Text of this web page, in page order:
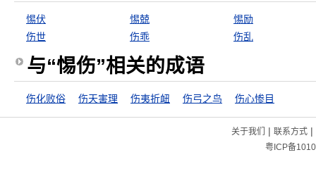
惕伏 惕兢
惕励
伤世
伤乖 伤乱
与“惕伤”相关的成语
伤化败俗 伤天害理 伤夷折衄 伤弓之鸟 伤心惨目
关于我们 | 联系方式|
粤ICP备